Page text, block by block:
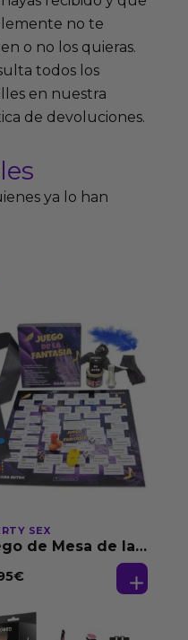
no te
o no los quieras.
todos los
en nuestra
de devoluciones.
ya lo han
SEX
de Mesa de las
€